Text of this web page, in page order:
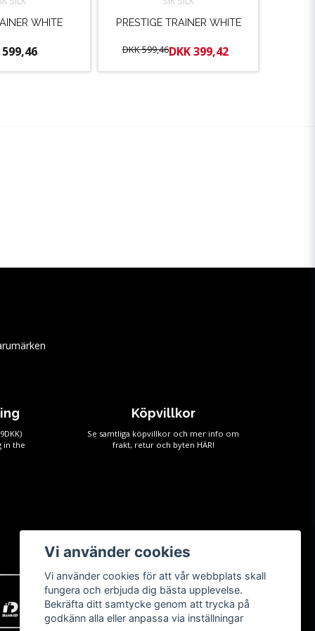
WHITE
599,46
PRESTIGE TRAINER WHITE
DKK 599,46DKK 399,42
in the
Köpvillkor
Se samtliga köpvillkor och mer info om
frakt, retur och byten HÄR!
Vi använder cookies
Vi använder cookies för att vår webbplats skall
fungera och erbjuda dig bästa upplevelse.
Bekräfta ditt samtycke genom att trycka på
godkänn alla eller anpassa via inställningar